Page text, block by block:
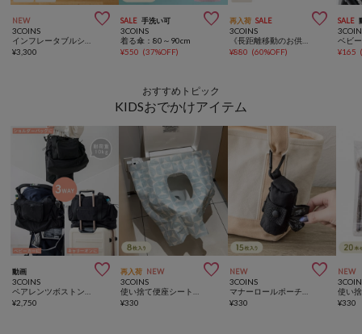
NEW 
3COINS
¥3,300
SALE 手洗い可 
3COINS
着る傘：80～90cm
¥550 (37%OFF)
再入荷 SALE 
3COINS
《長距離移動のお供に》ポータブルトイレ／KIDS
¥880 (60%OFF)
SALE
¥165
おすすめトピック
KIDSおでかけアイテム
動画 
3COINS
¥2,750
再入荷 NEW 
3COINS
¥330
NEW 
3COINS
¥330
NEW
¥330